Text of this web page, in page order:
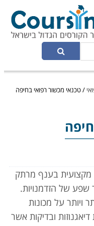
/טכנאי מכשור רפואי בחיפה
מקצועית בענף מרתק
שפע של הזדמנויות.
ויותר על מכונות
ובדיקות אשר